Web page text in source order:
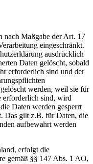
nach Maßgabe der Art. 17
eingeschränkt.
ausdrücklich
Daten gelöscht, sobald
erforderlich sind und der
werden, weil sie für
erforderlich sind, wird
Daten werden gesperrt
Das gilt z.B. für Daten, die
aufbewahrt werden
erfolgt die
gemäß §§ 147 Abs. 1 AO,